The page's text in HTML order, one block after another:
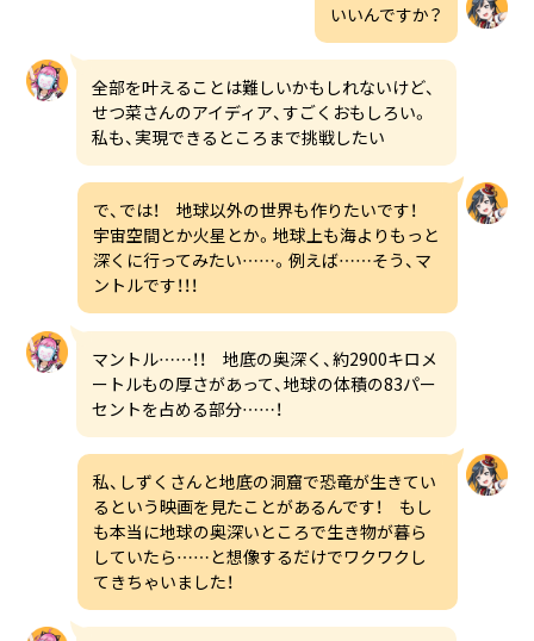
いいんですか？
全部を叶えることは難しいかもしれないけど、
せつ菜さんのアイディア、すごくおもしろい。
私も、実現できるところまで挑戦したい
で、では！ 地球以外の世界も作りたいです！
宇宙空間とか火星とか。地球上も海よりもっと
深くに行ってみたい……。例えば……そう、マ
ントルです！！！
マントル……！！ 地底の奥深く、約2900キロメ
ートルもの厚さがあって、地球の体積の83パー
セントを占める部分……！
私、しずくさんと地底の洞窟で恐竜が生きてい
るという映画を見たことがあるんです！ もし
も本当に地球の奥深いところで生き物が暮ら
していたら……と想像するだけでワクワクし
てきちゃいました！